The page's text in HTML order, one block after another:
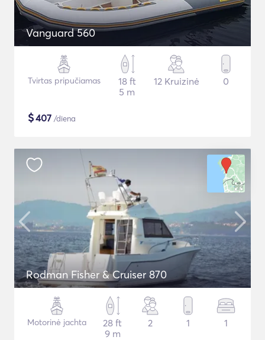
Vanguard 560
Tvirtas pripučiamas
18 ft
5 m
12 Kruizinė 0
$407 /diena
Rodman Fisher & Cruiser 870
Motorinė jachta
28 ft
9 m
2 1 1